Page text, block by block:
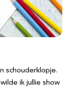
schouderklopje.
ik jullie show